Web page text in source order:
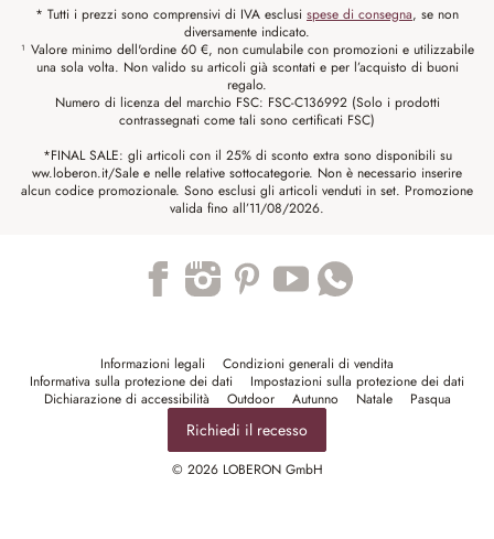
* Tutti i prezzi sono comprensivi di IVA esclusi spese di consegna, se non
diversamente indicato.
¹ Valore minimo dell'ordine 60 €, non cumulabile con promozioni e utilizzabile
una sola volta. Non valido su articoli già scontati e per l’acquisto di buoni
regalo.
Numero di licenza del marchio FSC: FSC-C136992 (Solo i prodotti
contrassegnati come tali sono certificati FSC)
*FINAL SALE: gli articoli con il 25% di sconto extra sono disponibili su
ww.loberon.it/Sale e nelle relative sottocategorie. Non è necessario inserire
alcun codice promozionale. Sono esclusi gli articoli venduti in set. Promozione
valida fino all’11/08/2026.
Informazioni legali
Condizioni generali di vendita
Informativa sulla protezione dei dati
Impostazioni sulla protezione dei dati
Dichiarazione di accessibilità
Outdoor Autunno Natale Pasqua
Richiedi il recesso
© 2026 LOBERON GmbH